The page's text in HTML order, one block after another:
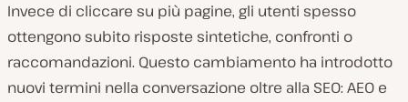
Invece di cliccare su più pagine, gli utenti spesso
ottengono subito risposte sintetiche, confronti o
raccomandazioni. Questo cambiamento ha introdotto
nuovi termini nella conversazione oltre alla SEO: AEO e